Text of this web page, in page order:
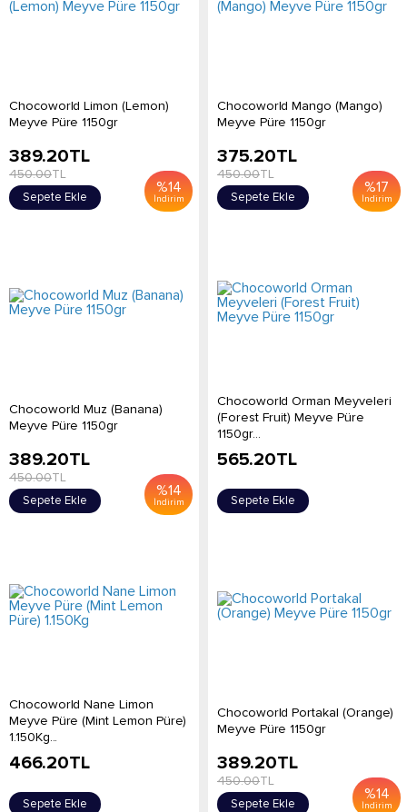
Chocoworld Limon (Lemon)
Meyve Püre 1150gr
%14
İndirim
389.20TL
450.00TL
Sepete Ekle
Chocoworld Mango (Mango)
Meyve Püre 1150gr
%17
İndirim
375.20TL
450.00TL
Sepete Ekle
Chocoworld Muz (Banana)
Meyve Püre 1150gr
%14
İndirim
389.20TL
450.00TL
Sepete Ekle
Chocoworld Orman Meyveleri
(Forest Fruit) Meyve Püre
1150gr...
565.20TL
Sepete Ekle
Chocoworld Nane Limon
Meyve Püre (Mint Lemon Püre)
1.150Kg...
466.20TL
Sepete Ekle
Chocoworld Portakal (Orange)
Meyve Püre 1150gr
%14
İndirim
389.20TL
450.00TL
Sepete Ekle